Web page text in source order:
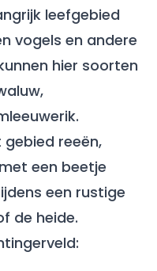
leefgebied
vogels en andere
hier soorten
reeën,
een beetje
een rustige
de heide.